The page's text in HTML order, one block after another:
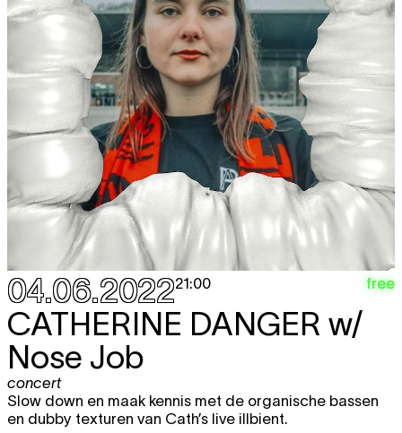
04.06.202221:00 free
CATHERINE DANGER w/
Nose Job
concert
Slow down en maak kennis met de organische bassen
en dubby texturen van Cath’s live illbient.